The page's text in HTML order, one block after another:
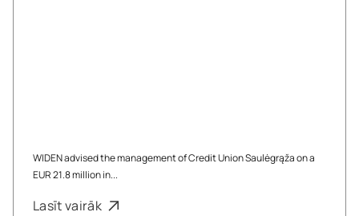
WIDEN advised the management of Credit Union Saulėgrąža on a
EUR 21.8 million in...
Lasīt vairāk